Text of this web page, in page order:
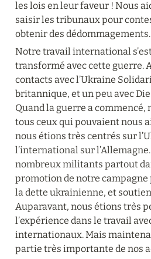
les lois en leur faveur ! Nous
saisir les tribunaux pour
obtenir des dédommagements.
Notre travail international
transformé avec cette guerre.
contacts avec l’Ukraine
britannique, et un peu avec
Quand la guerre a commencé,
tous ceux qui pouvaient nous
nous étions très centrés sur
l’international sur
nombreux militants partout
promotion de notre campagne
la dette ukrainienne, et
Auparavant, nous étions très
l’expérience dans le travail
internationaux. Mais
partie très importante de nos